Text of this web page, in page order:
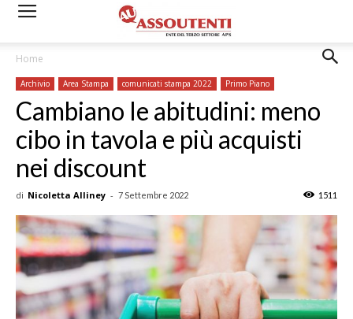
Home
Archivio Area Stampa comunicati stampa 2022 Primo Piano
Cambiano le abitudini: meno
cibo in tavola e più acquisti
nei discount
di Nicoletta Alliney - 7 Settembre 2022 1511